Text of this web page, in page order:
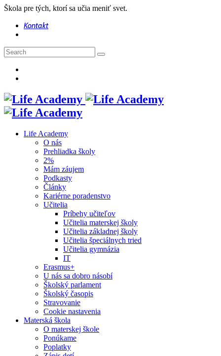
Škola pre tých, ktorí sa učia meniť svet.
Kontakt
Life Academy
O nás
Prehliadka školy
2%
Mám záujem
Podkasty
Články
Kariérne poradenstvo
Učitelia
Príbehy učiteľov
Učitelia materskej školy
Učitelia základnej školy
Učitelia špeciálnych tried
Učitelia gymnázia
IT
Erasmus+
U nás sa dobro násobí
Školský parlament
Školský časopis
Stravovanie
Cookie nastavenia
Materská škola
O materskej škole
Ponúkame
Poplatky